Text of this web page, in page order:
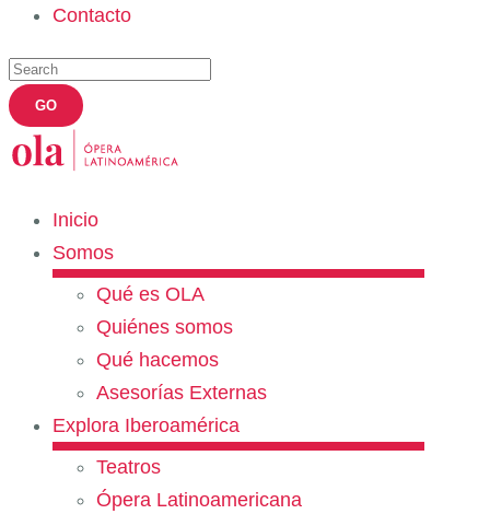
Contacto
Inicio
Somos
Qué es OLA
Quiénes somos
Qué hacemos
Asesorías Externas
Explora Iberoamérica
Teatros
Ópera Latinoamericana